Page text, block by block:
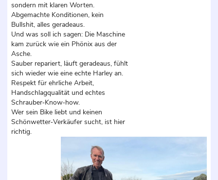
sondern mit klaren Worten.
Abgemachte Konditionen, kein
Bullshit, alles geradeaus.
Und was soll ich sagen: Die Maschine
kam zurück wie ein Phönix aus der
Asche.
Sauber repariert, läuft geradeaus, fühlt
sich wieder wie eine echte Harley an.
Respekt für ehrliche Arbeit,
Handschlagqualität und echtes
Schrauber‑Know‑how.
Wer sein Bike liebt und keinen
Schönwetter‑Verkäufer sucht, ist hier
richtig.